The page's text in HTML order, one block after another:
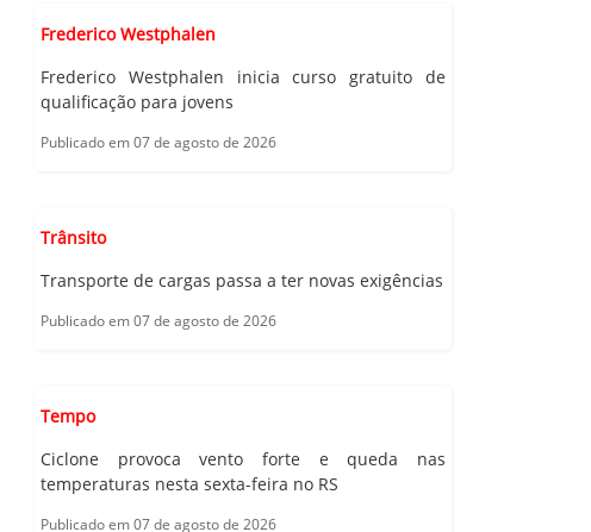
Frederico Westphalen
Frederico Westphalen inicia curso gratuito de
qualificação para jovens
Publicado em 07 de agosto de 2026
Trânsito
Transporte de cargas passa a ter novas exigências
Publicado em 07 de agosto de 2026
Tempo
Ciclone provoca vento forte e queda nas
temperaturas nesta sexta-feira no RS
Publicado em 07 de agosto de 2026